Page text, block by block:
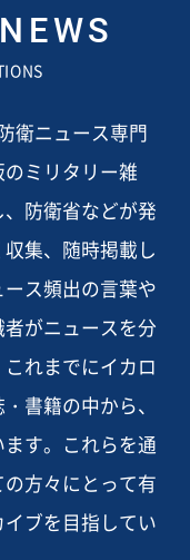
衛ニュース専門
ミリタリー雑
防衛省などが発
集、随時掲載し
ス頻出の言葉や
がニュースを分
れまでにイカロ
書籍の中から、
す。これらを通
方々にとって有
ブを目指してい